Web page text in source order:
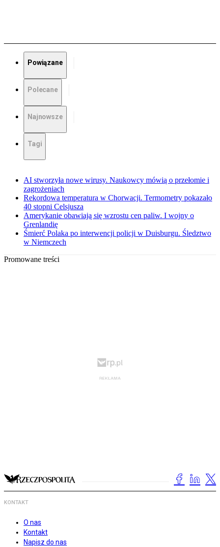
Powiązane
Polecane
Najnowsze
Tagi
AI stworzyła nowe wirusy. Naukowcy mówią o przełomie i
zagrożeniach
Rekordowa temperatura w Chorwacji. Termometry pokazało
40 stopni Celsjusza
Amerykanie obawiają się wzrostu cen paliw. I wojny o
Grenlandię
Śmierć Polaka po interwencji policji w Duisburgu. Śledztwo
w Niemczech
Promowane treści
KONTAKT
O nas
Kontakt
Napisz do nas